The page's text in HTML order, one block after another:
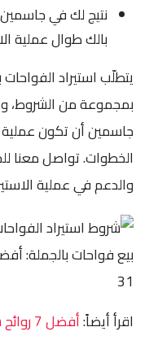
نتيج لك في
بالك طوال عملية
يتطلّب استيراد الفواحات
بمجموعة من الشروط،
جاسمين أن تكون
الخطوات. تواصل معنا
والدعم في عملية
بيع فواحات بالجملة:
31
اقرأ أيضاً:أفضل 7 روائح سيارات يُفضلها الرجال